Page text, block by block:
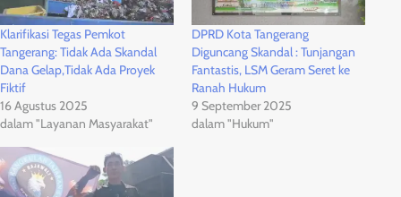
Klarifikasi Tegas Pemkot
Tangerang: Tidak Ada Skandal
Dana Gelap,Tidak Ada Proyek
Fiktif
16 Agustus 2025
dalam "Layanan Masyarakat"
DPRD Kota Tangerang
Diguncang Skandal : Tunjangan
Fantastis, LSM Geram Seret ke
Ranah Hukum
9 September 2025
dalam "Hukum"